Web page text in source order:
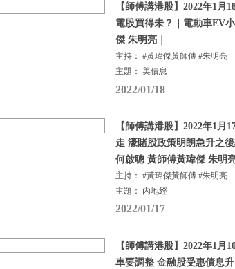
【師傅講港股】2022年1
電股買得未？｜電動車EV
傑 朱明亮｜
主持： #黃瑋傑黃師傅 #朱明亮
主題： 美債息
2022/01/18
【師傅講港股】2022年1
走 濠賭股政策明朗急升之
何啟聰 黃師傅黃瑋傑 朱明亮
主持： #黃瑋傑黃師傅 #朱明亮
主題： 內地經
2022/01/17
【師傅講港股】2022年1
車要調整 金融股受惠債息